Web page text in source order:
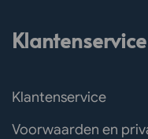
Klantenservice
Klantenservice
Voorwaarden en